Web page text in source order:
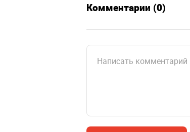
Комментарии (0)